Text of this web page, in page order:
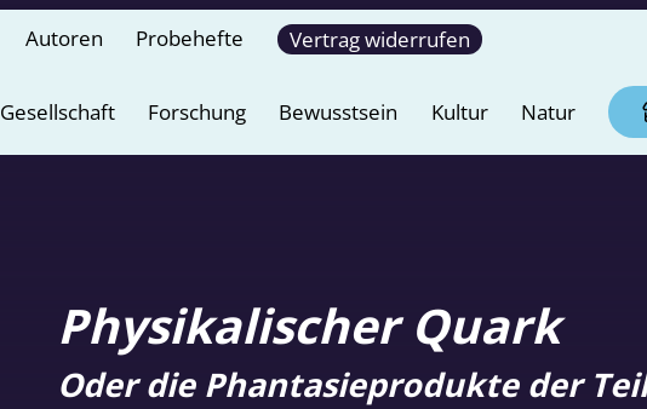
Autoren Probehefte Vertrag widerrufen
Gesellschaft Forschung Bewusstsein Kultur Natur
Physikalischer Quark
Oder die Phantasieprodukte der